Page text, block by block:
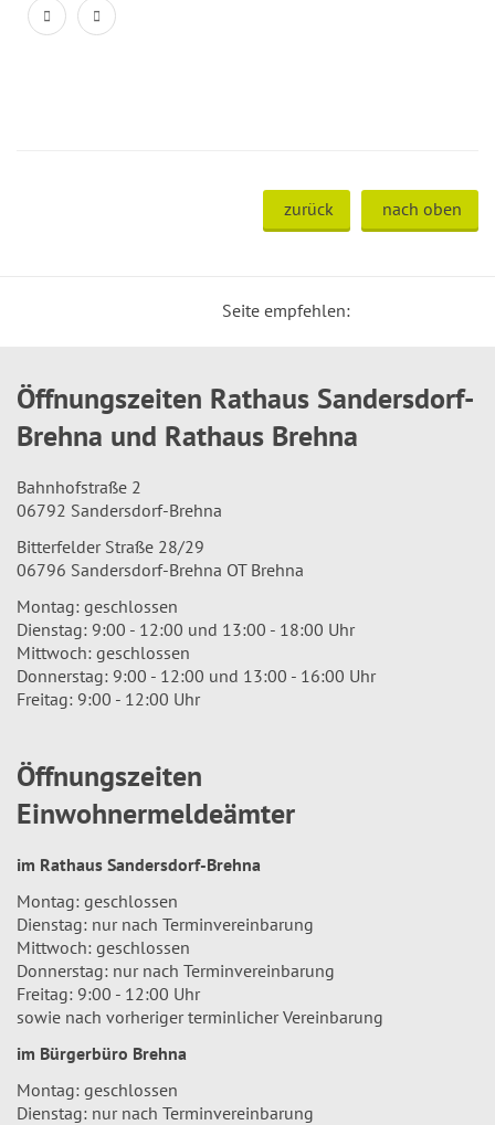
zurück nach oben
Seite empfehlen:
Öffnungszeiten Rathaus Sandersdorf-
Brehna und Rathaus Brehna
Bahnhofstraße 2
06792 Sandersdorf-Brehna
Bitterfelder Straße 28/29
06796 Sandersdorf-Brehna OT Brehna
Montag: geschlossen
Dienstag: 9:00 - 12:00 und 13:00 - 18:00 Uhr
Mittwoch: geschlossen
Donnerstag: 9:00 - 12:00 und 13:00 - 16:00 Uhr
Freitag: 9:00 - 12:00 Uhr
Öffnungszeiten
Einwohnermeldeämter
im Rathaus Sandersdorf-Brehna
Montag: geschlossen
Dienstag: nur nach Terminvereinbarung
Mittwoch: geschlossen
Donnerstag: nur nach Terminvereinbarung
Freitag: 9:00 - 12:00 Uhr
sowie nach vorheriger terminlicher Vereinbarung
im Bürgerbüro Brehna
Montag: geschlossen
Dienstag: nur nach Terminvereinbarung